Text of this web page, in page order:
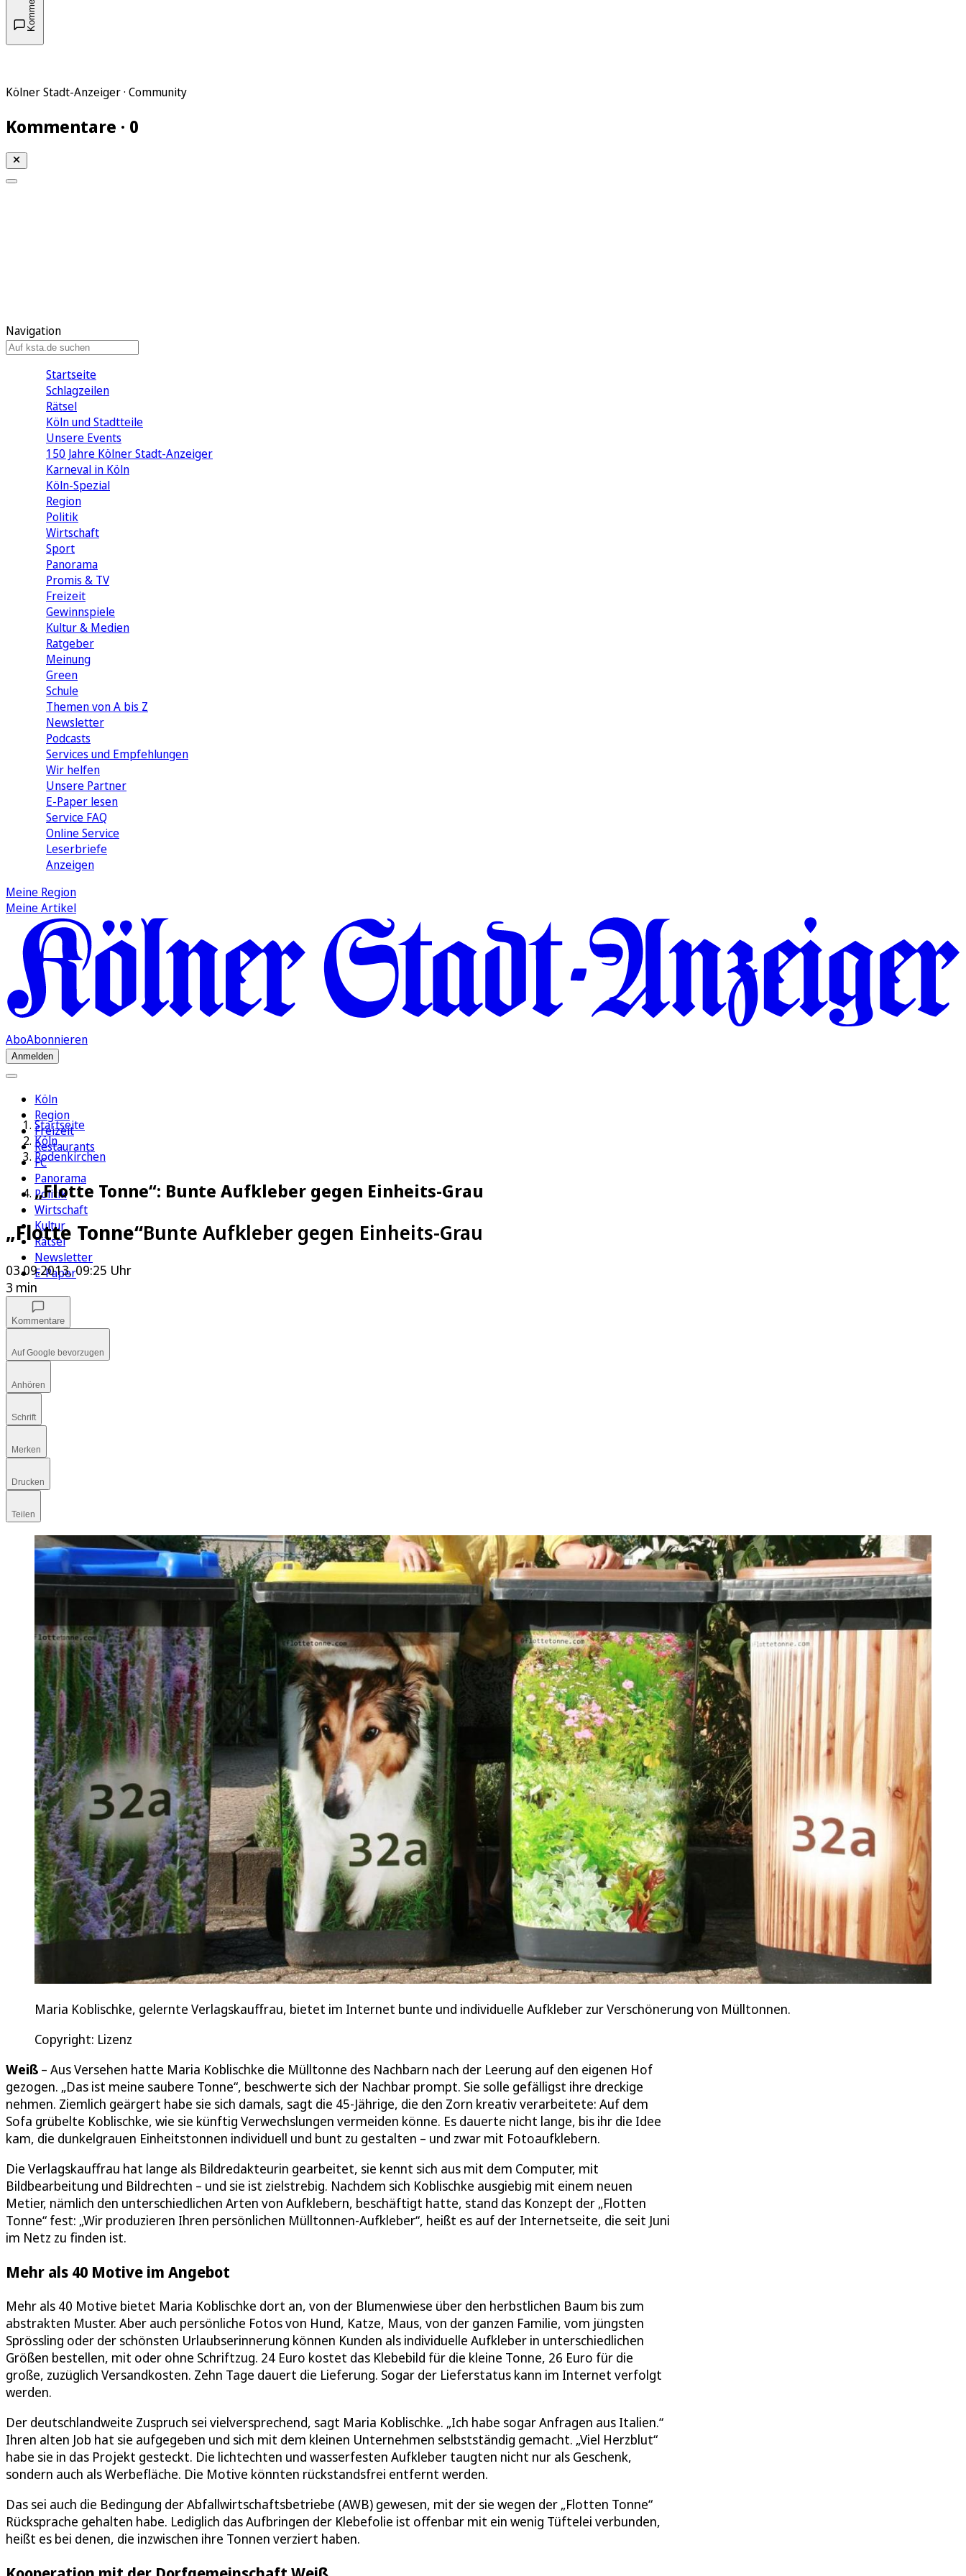
Kölner Stadt-Anzeiger · Community
Kommentare · 0
Navigation
Startseite
Schlagzeilen
Rätsel
Köln und Stadtteile
Unsere Events
150 Jahre Kölner Stadt-Anzeiger
Karneval in Köln
Köln-Spezial
Region
Politik
Wirtschaft
Sport
Panorama
Promis & TV
Freizeit
Gewinnspiele
Kultur & Medien
Ratgeber
Meinung
Green
Schule
Themen von A bis Z
Newsletter
Podcasts
Services und Empfehlungen
Wir helfen
Unsere Partner
E-Paper lesen
Service FAQ
Online Service
Leserbriefe
Anzeigen
Meine Region
Meine Artikel
AboAbonnieren
Anmelden
Köln
Region
Freizeit
Restaurants
FC
Panorama
Politik
Wirtschaft
Kultur
Rätsel
Newsletter
E-Paper
Startseite
Köln
Rodenkirchen
„Flotte Tonne“: Bunte Aufkleber gegen Einheits-Grau
„Flotte Tonne“Bunte Aufkleber gegen Einheits-Grau
03.09.2013, 09:25 Uhr
3 min
Kommentare
Auf Google bevorzugen
Anhören
Schrift
Merken
Drucken
Teilen
Maria Koblischke, gelernte Verlagskauffrau, bietet im Internet bunte und individuelle Aufkleber zur Verschönerung von Mülltonnen.
Copyright: Lizenz
Weiß – Aus Versehen hatte Maria Koblischke die Mülltonne des Nachbarn nach der Leerung auf den eigenen Hof
gezogen. „Das ist meine saubere Tonne“, beschwerte sich der Nachbar prompt. Sie solle gefälligst ihre dreckige
nehmen. Ziemlich geärgert habe sie sich damals, sagt die 45-Jährige, die den Zorn kreativ verarbeitete: Auf dem
Sofa grübelte Koblischke, wie sie künftig Verwechslungen vermeiden könne. Es dauerte nicht lange, bis ihr die Idee
kam, die dunkelgrauen Einheitstonnen individuell und bunt zu gestalten – und zwar mit Fotoaufklebern.
Die Verlagskauffrau hat lange als Bildredakteurin gearbeitet, sie kennt sich aus mit dem Computer, mit
Bildbearbeitung und Bildrechten – und sie ist zielstrebig. Nachdem sich Koblischke ausgiebig mit einem neuen
Metier, nämlich den unterschiedlichen Arten von Aufklebern, beschäftigt hatte, stand das Konzept der „Flotten
Tonne“ fest: „Wir produzieren Ihren persönlichen Mülltonnen-Aufkleber“, heißt es auf der Internetseite, die seit Juni
im Netz zu finden ist.
Mehr als 40 Motive im Angebot
Mehr als 40 Motive bietet Maria Koblischke dort an, von der Blumenwiese über den herbstlichen Baum bis zum
abstrakten Muster. Aber auch persönliche Fotos von Hund, Katze, Maus, von der ganzen Familie, vom jüngsten
Sprössling oder der schönsten Urlaubserinnerung können Kunden als individuelle Aufkleber in unterschiedlichen
Größen bestellen, mit oder ohne Schriftzug. 24 Euro kostet das Klebebild für die kleine Tonne, 26 Euro für die
große, zuzüglich Versandkosten. Zehn Tage dauert die Lieferung. Sogar der Lieferstatus kann im Internet verfolgt
werden.
Der deutschlandweite Zuspruch sei vielversprechend, sagt Maria Koblischke. „Ich habe sogar Anfragen aus Italien.“
Ihren alten Job hat sie aufgegeben und sich mit dem kleinen Unternehmen selbstständig gemacht. „Viel Herzblut“
habe sie in das Projekt gesteckt. Die lichtechten und wasserfesten Aufkleber taugten nicht nur als Geschenk,
sondern auch als Werbefläche. Die Motive könnten rückstandsfrei entfernt werden.
Das sei auch die Bedingung der Abfallwirtschaftsbetriebe (AWB) gewesen, mit der sie wegen der „Flotten Tonne“
Rücksprache gehalten habe. Lediglich das Aufbringen der Klebefolie ist offenbar mit ein wenig Tüftelei verbunden,
heißt es bei denen, die inzwischen ihre Tonnen verziert haben.